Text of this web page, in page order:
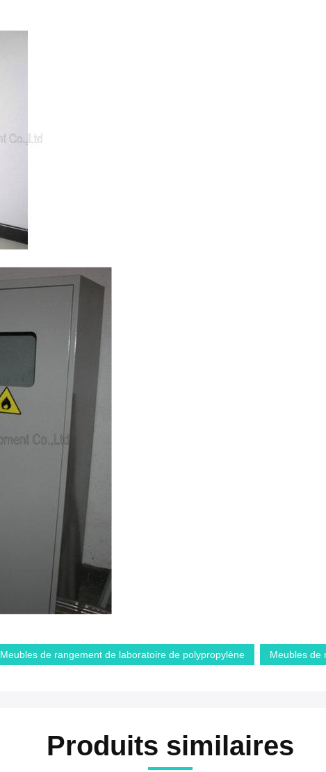
Meubles de rangement de laboratoire de polypropylène Meubles de
Produits similaires